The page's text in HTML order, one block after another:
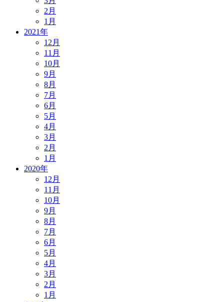
2月
1月
2021年
12月
11月
10月
9月
8月
7月
6月
5月
4月
3月
2月
1月
2020年
12月
11月
10月
9月
8月
7月
6月
5月
4月
3月
2月
1月